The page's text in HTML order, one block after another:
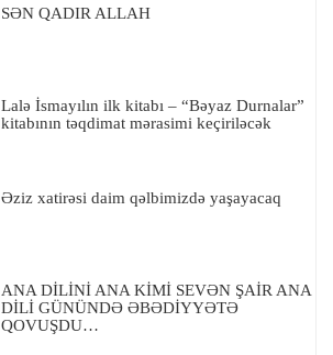
SƏN QADIR ALLAH
Lalə İsmayılın ilk kitabı – “Bəyaz Durnalar”
kitabının təqdimat mərasimi keçiriləcək
Əziz xatirəsi daim qəlbimizdə yaşayacaq
ANA DİLİNİ ANA KİMİ SEVƏN ŞAİR ANA
DİLİ GÜNÜNDƏ ƏBƏDİYYƏTƏ
QOVUŞDU…